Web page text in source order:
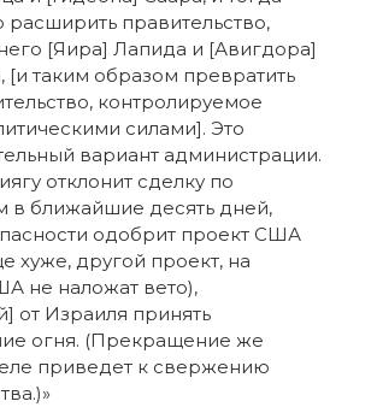
расширить правительство,
[Яира] Лапида и [Авигдора]
таким образом превратить
контролируемое
силами]. Это
вариант администрации.
отклонит сделку по
в ближайшие десять дней,
одобрит проект США
хуже, другой проект, на
не наложат вето),
от Израиля принять
огня. (Прекращение же
приведет к свержению